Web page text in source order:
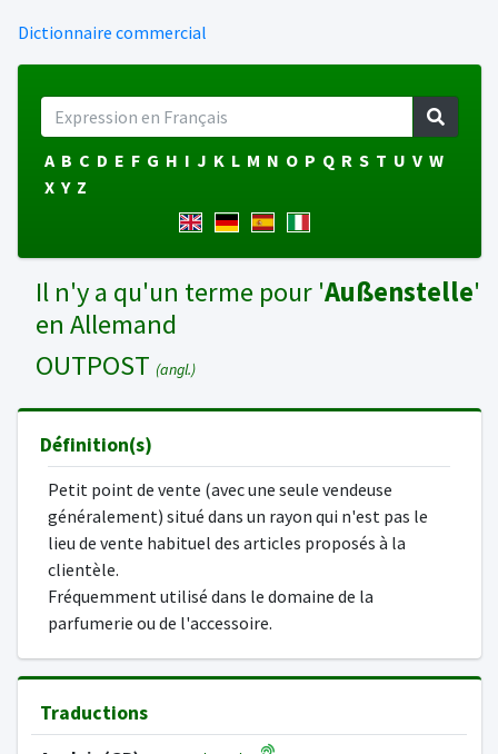
Dictionnaire commercial
A B C D E F G H I J K L M N O P Q R S T U V W
X Y Z
Il n'y a qu'un terme pour 'Außenstelle'
en Allemand
OUTPOST (angl.)
Définition(s)
Petit point de vente (avec une seule vendeuse
généralement) situé dans un rayon qui n'est pas le
lieu de vente habituel des articles proposés à la
clientèle.
Fréquemment utilisé dans le domaine de la
parfumerie ou de l'accessoire.
Traductions